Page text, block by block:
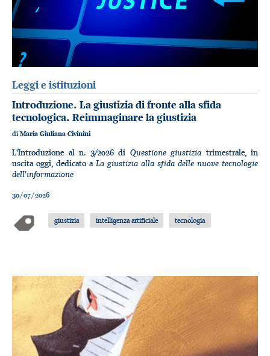
Leggi e istituzioni
Introduzione. La giustizia di fronte alla sfida
tecnologica. Reimmaginare la giustizia
diMaria Giuliana Civinini
L'Introduzione al n. 3/2026 di Questione giustizia trimestrale, in
uscita oggi, dedicato a La giustizia alla sfida delle nuove tecnologie
dell'informazione
30/07/2026
giustizia intelligenza artificiale tecnologia